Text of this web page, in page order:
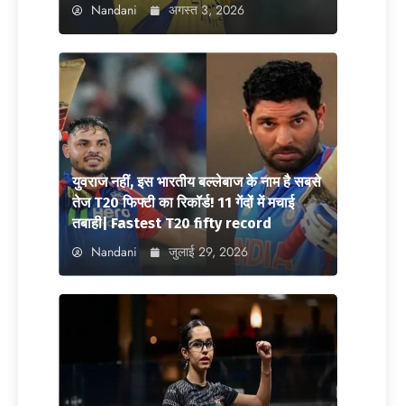
Nandani अगस्त 3, 2026
युवराज नहीं, इस भारतीय बल्लेबाज के नाम है सबसे
तेज T20 फिफ्टी का रिकॉर्ड! 11 गेंदों में मचाई
तबाही| Fastest T20 fifty record
Nandani जुलाई 29, 2026